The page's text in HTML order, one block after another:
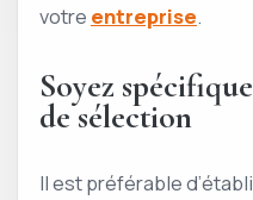
votre entreprise.
Soyez
de sélection
Il est préférable